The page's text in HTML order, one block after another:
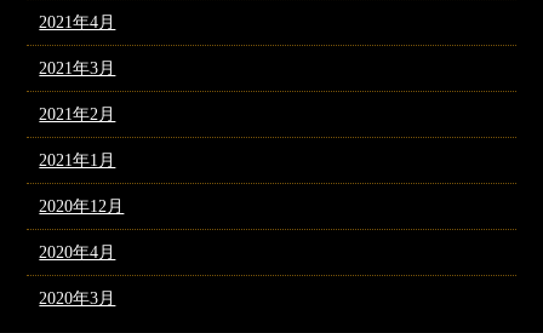
2021年4月
2021年3月
2021年2月
2021年1月
2020年12月
2020年4月
2020年3月